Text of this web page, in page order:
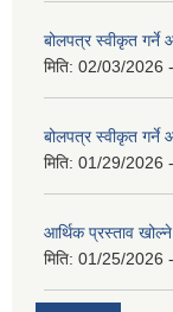
बोलपत्र स्वीकृत
मिति: 02/03/2026
बोलपत्र स्वीकृत
मिति: 01/29/2026
आर्थिक प्रस्ताव
मिति: 01/25/2026